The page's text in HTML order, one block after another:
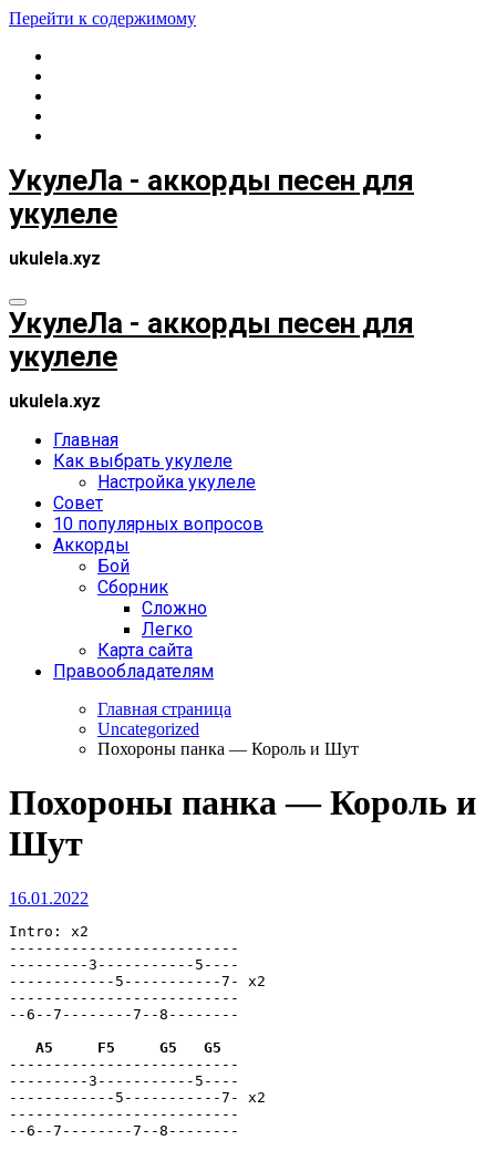
Перейти к содержимому
УкулеЛа - аккорды песен для
укулеле
ukulela.xyz
УкулеЛа - аккорды песен для
укулеле
ukulela.xyz
Главная
Как выбрать укулеле
Настройка укулеле
Совет
10 популярных вопросов
Аккорды
Бой
Сборник
Сложно
Легко
Карта сайта
Правообладателям
Главная страница
Uncategorized
Похороны панка — Король и Шут
Похороны панка — Король и
Шут
16.01.2022
Intro: x2
--------------------------
---------3-----------5----
------------5-----------7- x2
--------------------------
--6--7--------7--8--------
A5
F5 G5
G5
--------------------------
---------3-----------5----
------------5-----------7- x2
--------------------------
--6--7--------7--8--------